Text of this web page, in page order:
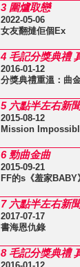
3 圍爐取戀
2022-05-06
女友翻撻佢個Ex
4 毛記分獎典禮
2016-01-12
分獎典禮重溫：曲
5 六點半左右新
2015-08-12
Mission
6 勁曲金曲
2015-09-21
FF的s《羞家BABY
7 六點半左右新
2017-07-17
書海恩仇錄
8 毛記分獎典禮